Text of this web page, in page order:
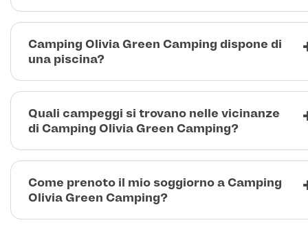
Camping Olivia Green Camping dispone di
una piscina?
Quali campeggi si trovano nelle vicinanze
di Camping Olivia Green Camping?
Come prenoto il mio soggiorno a Camping
Olivia Green Camping?